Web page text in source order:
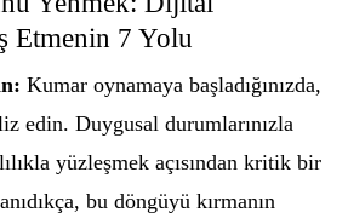
Etmenin 7 Yolu
Kumar oynamaya başladığınızda,
edin. Duygusal durumlarınızla
yüzleşmek açısından kritik bir
bu döngüyü kırmanın